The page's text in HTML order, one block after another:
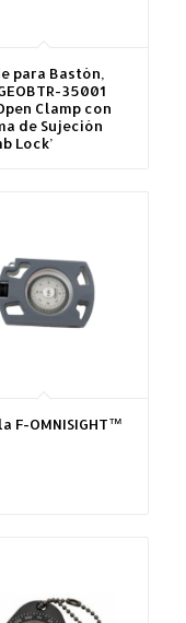
para Bastón,
35001
Clamp con
de Sujeción
Lock’
F-OMNISIGHT™